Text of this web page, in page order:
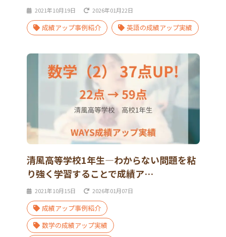
2021年10月19日 2026年01月22日
成績アップ事例紹介 英語の成績アップ実績
清風高等学校1年生―わからない問題を粘
り強く学習することで成績ア…
2021年10月15日 2026年01月07日
成績アップ事例紹介
数学の成績アップ実績